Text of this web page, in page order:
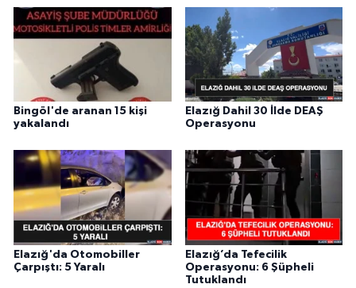
Bingöl'de aranan 15 kişi
yakalandı
Elazığ Dahil 30 İlde DEAŞ
Operasyonu
Elazığ'da Otomobiller
Çarpıştı: 5 Yaralı
Elazığ’da Tefecilik
Operasyonu: 6 Şüpheli
Tutuklandı